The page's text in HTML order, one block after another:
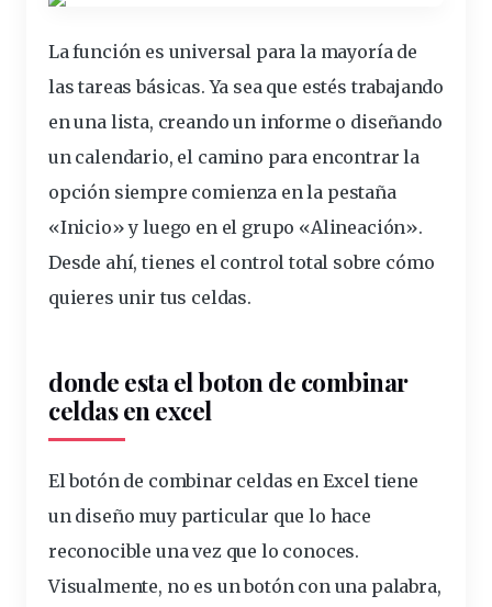
La función es universal para la mayoría de
las tareas básicas. Ya sea que estés trabajando
en una lista, creando un informe o diseñando
un calendario, el camino para encontrar la
opción siempre comienza en la pestaña
«Inicio» y luego en el grupo «Alineación».
Desde ahí, tienes el control total sobre cómo
quieres unir tus celdas.
donde esta el boton de combinar
celdas en excel
El botón de combinar celdas en Excel tiene
un diseño muy particular que lo hace
reconocible una vez que lo conoces.
Visualmente, no es un botón con una palabra,